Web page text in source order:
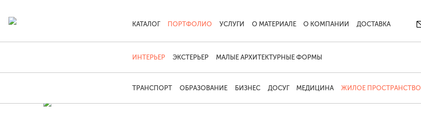
КАТАЛОГ ПОРТФОЛИО
ИНТЕРЬЕР
ТРАНСПОРТ ОБРАЗОВАНИЕ БИЗНЕС ДОСУГ МЕДИЦИНА ЖИЛОЕ ПРОСТРАНСТВО
ЭКСТЕРЬЕР МАЛЫЕ АРХИТЕКТУРНЫЕ ФОРМЫ
УСЛУГИ О МАТЕРИАЛЕ О КОМПАНИИ ДОСТАВКА